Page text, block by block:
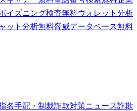
イズニング検査無料ウォレット分析
ット分析無料脅威データベース無料
名手配・制裁詐欺対策ニュース詐欺